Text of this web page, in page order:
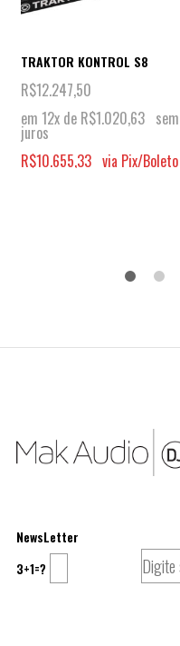
TRAKTOR KONTROL S8
R$12.247,50
em 12x de R$1.020,63 sem
juros
R$10.655,33 via Pix/Boleto
NewsLetter
3+1=?